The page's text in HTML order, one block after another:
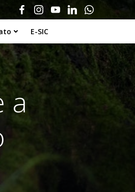
E-SIC
a